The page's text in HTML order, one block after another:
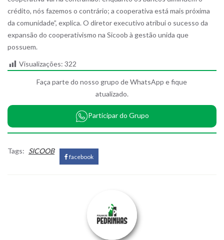
crédito, nós fazemos o contrário; a cooperativa está mais próxima
da comunidade”, explica. O diretor executivo atribui o sucesso da
expansão do cooperativismo na Sicoob à gestão unida que
possuem.
Visualizações: 322
Faça parte do nosso grupo de WhatsApp e fique
atualizado.
Participar do Grupo
Tags: SICOOB
facebook